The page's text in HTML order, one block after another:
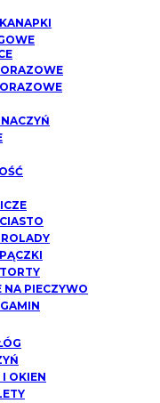
NA PIECZYWO
I OKIEN